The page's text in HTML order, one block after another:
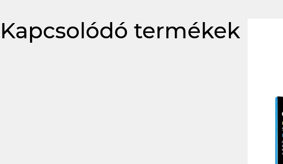
Kapcsolódó termékek